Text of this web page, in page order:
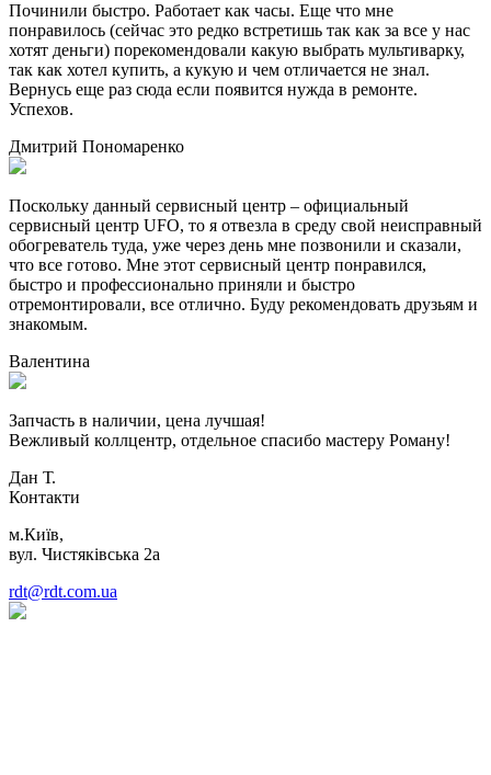
Починили быстро. Работает как часы. Еще что мне
понравилось (сейчас это редко встретишь так как за все у нас
хотят деньги) порекомендовали какую выбрать мультиварку,
так как хотел купить, а кукую и чем отличается не знал.
Вернусь еще раз сюда если появится нужда в ремонте.
Успехов.
Дмитрий Пономаренко
Поскольку данный сервисный центр – официальный
сервисный центр UFO, то я отвезла в среду свой неисправный
обогреватель туда, уже через день мне позвонили и сказали,
что все готово. Мне этот сервисный центр понравился,
быстро и профессионально приняли и быстро
отремонтировали, все отлично. Буду рекомендовать друзьям и
знакомым.
Валентина
Запчасть в наличии, цена лучшая!
Вежливый коллцентр, отдельное спасибо мастеру Роману!
Дан Т.
Контакти
м.Київ,
вул. Чистяківська 2а
rdt@rdt.com.ua